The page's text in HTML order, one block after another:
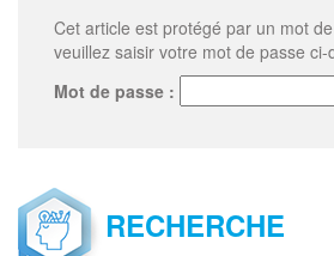
Cet article est protégé par un mot
veuillez saisir votre mot de passe ci-
Mot de passe :
RECHERCHE